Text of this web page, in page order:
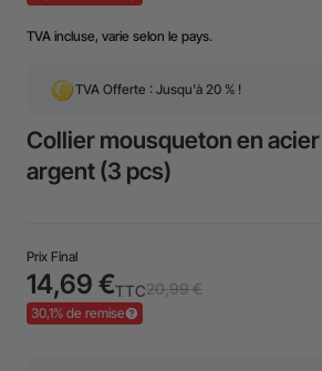
TVA incluse, varie selon le pays.
TVA Offerte : Jusqu'à 20 % !
Collier mousqueton en
argent (3 pcs)
Prix Final
14,69 €TTC20,99 €
30,1% de remise